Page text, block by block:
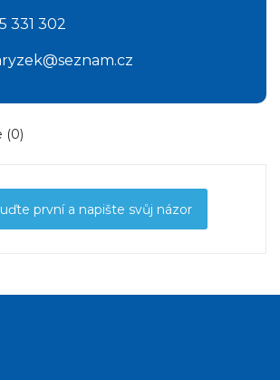
331 302
(0)
první a napište svůj názor